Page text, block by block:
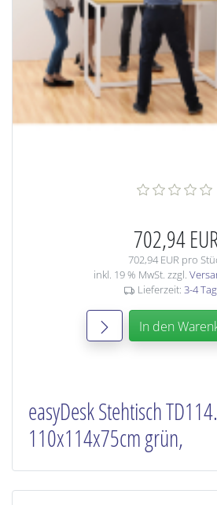
702,94
702,94 EUR pro
inkl. 19 % MwSt. zzgl.
Lieferzeit: 3-4
In den
easyDesk Stehtisch
110x114x75cm grün,